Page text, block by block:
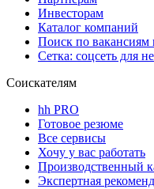
Инвесторам
Каталог компаний
Поиск по вакансиям
Сетка: соцсеть для
Соискателям
hh PRO
Готовое резюме
Все сервисы
Хочу у вас работать
Производственный
Экспертная